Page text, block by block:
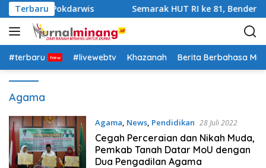
a
g
u
Terbaru
dan Pokdarwis Semarak HUT RI ke 81, Bendera
#terbaru #livewebtv Khazanah Berita Berbahasa
Agama
Agama, News, Pendidikan 28 Juli 2022
Cegah Perceraian dan Nikah Muda,
Pemkab Tanah Datar MoU dengan
Dua Pengadilan Agama